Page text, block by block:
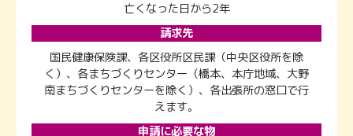
亡くなった日から2年
請求先
国民健康保険課、各区役所区民課（中央区役所を除
く）、各まちづくりセンター（橋本、本庁地域、大野
南まちづくりセンターを除く）、各出張所の窓口で行
えます。
申請に必要な物